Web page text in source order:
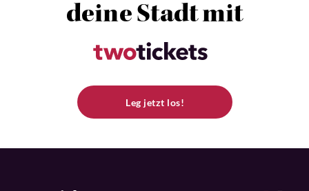
deine Stadt mit
Leg jetzt los!